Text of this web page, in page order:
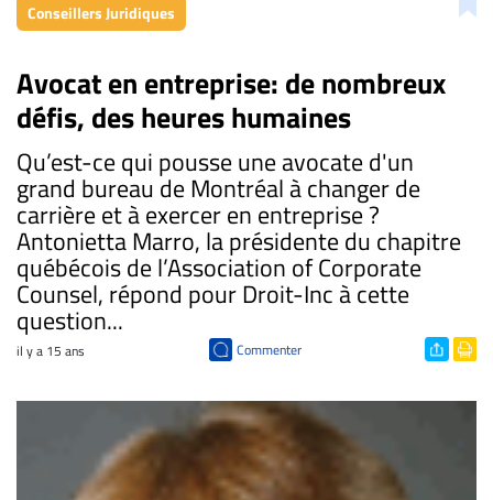
Conseillers Juridiques
Avocat en entreprise: de nombreux
défis, des heures humaines
Qu’est-ce qui pousse une avocate d'un
grand bureau de Montréal à changer de
carrière et à exercer en entreprise ?
Antonietta Marro, la présidente du chapitre
québécois de l’Association of Corporate
Counsel, répond pour Droit-Inc à cette
question...
il y a 15 ans Commenter